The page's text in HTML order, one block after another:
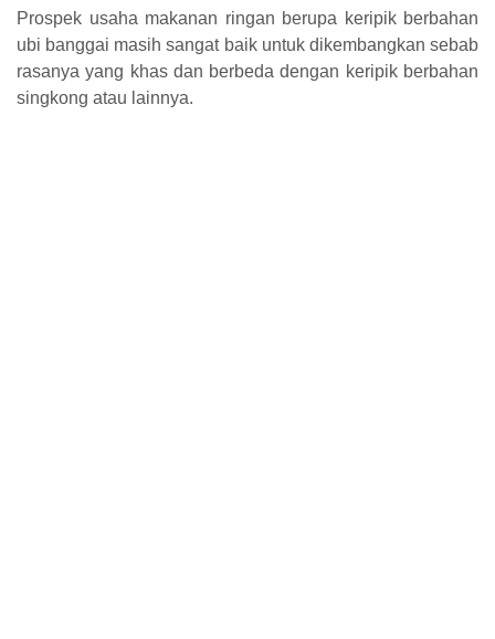
Prospek usaha makanan ringan berupa keripik berbahan
ubi banggai masih sangat baik untuk dikembangkan sebab
rasanya yang khas dan berbeda dengan keripik berbahan
singkong atau lainnya.